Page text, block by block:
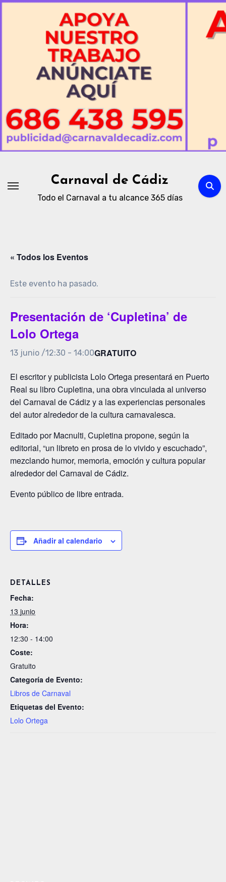
Ir
Carnaval de Cádiz
Todo el Carnaval a tu alcance 365 días
« Todos los Eventos
Este evento ha pasado.
Presentación de ‘Cupletina’ de
Lolo Ortega
13 junio /12:30 - 14:00GRATUITO
El escritor y publicista Lolo Ortega presentará en Puerto
Real su libro Cupletina, una obra vinculada al universo
del Carnaval de Cádiz y a las experiencias personales
del autor alrededor de la cultura carnavalesca.
Editado por Macnulti, Cupletina propone, según la
editorial, “un libreto en prosa de lo vivido y escuchado”,
mezclando humor, memoria, emoción y cultura popular
alrededor del Carnaval de Cádiz.
Evento público de libre entrada.
Añadir al calendario
DETALLES
Fecha:
13 junio
Hora:
12:30 - 14:00
Coste:
Gratuito
Categoría de Evento:
Libros de Carnaval
Etiquetas del Evento:
Lolo Ortega